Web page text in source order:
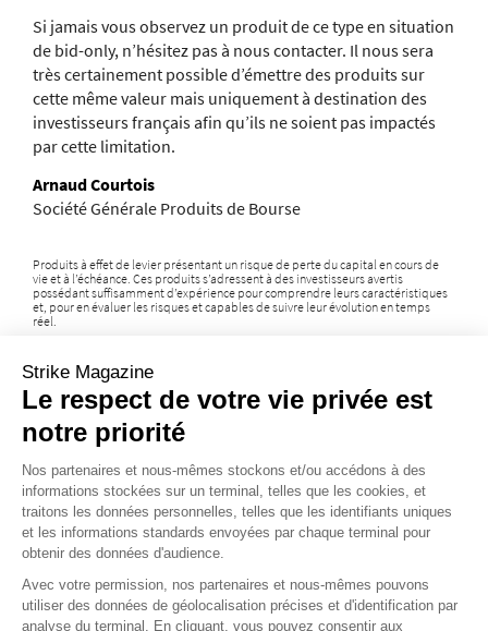
Si jamais vous observez un produit de ce type en situation
de bid-only, n’hésitez pas à nous contacter. Il nous sera
très certainement possible d’émettre des produits sur
cette même valeur mais uniquement à destination des
investisseurs français afin qu’ils ne soient pas impactés
par cette limitation.
Arnaud Courtois
Société Générale Produits de Bourse
Produits à effet de levier présentant un risque de perte du capital en cours de
vie et à l’échéance. Ces produits s’adressent à des investisseurs avertis
possédant suffisamment d’expérience pour comprendre leurs caractéristiques
et, pour en évaluer les risques et capables de suivre leur évolution en temps
réel.
STRIKE 227
Strike Magazine
Le respect de votre vie privée est
notre priorité
Nos partenaires et nous-mêmes stockons et/ou accédons à des
informations stockées sur un terminal, telles que les cookies, et
traitons les données personnelles, telles que les identifiants uniques
et les informations standards envoyées par chaque terminal pour
obtenir des données d'audience.
Avec votre permission, nos partenaires et nous-mêmes pouvons
utiliser des données de géolocalisation précises et d'identification par
analyse du terminal. En cliquant, vous pouvez consentir aux